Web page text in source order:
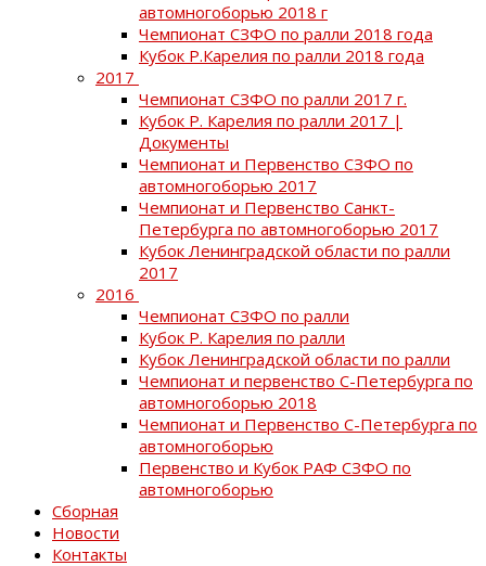
автомногоборью 2018 г
Чемпионат СЗФО по ралли 2018 года
Кубок Р.Карелия по ралли 2018 года
2017
Чемпионат СЗФО по ралли 2017 г.
Кубок Р. Карелия по ралли 2017 |
Документы
Чемпионат и Первенство СЗФО по
автомногоборью 2017
Чемпионат и Первенство Санкт-
Петербурга по автомногоборью 2017
Кубок Ленинградской области по ралли
2017
2016
Чемпионат СЗФО по ралли
Кубок Р. Карелия по ралли
Кубок Ленинградской области по ралли
Чемпионат и первенство С-Петербурга по
автомногоборью 2018
Чемпионат и Первенство С-Петербурга по
автомногоборью
Первенство и Кубок РАФ СЗФО по
автомногоборью
Сборная
Новости
Контакты